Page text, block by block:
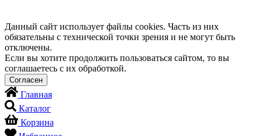
Данный сайт использует файлы cookies. Часть из них
обязательны с технической точки зрения и не могут быть
отключены.
Если вы хотите продолжить пользоваться сайтом, то вы
соглашаетесь с их обработкой.
Главная
Каталог
Корзина